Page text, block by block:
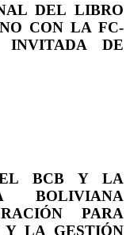
DEL LIBRO
CON LA FC-
INVITADA DE
BCB Y LA
BOLIVIANA
PARA
Y LA GESTIÓN